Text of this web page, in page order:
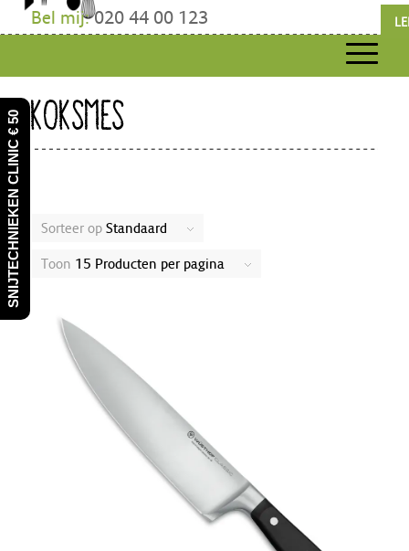
Bel mij:020 44 00 123
KOKSMES
Sorteer op Standaard
Toon 15 Producten per pagina
SNIJTECHNIEKEN CLINIC € 50